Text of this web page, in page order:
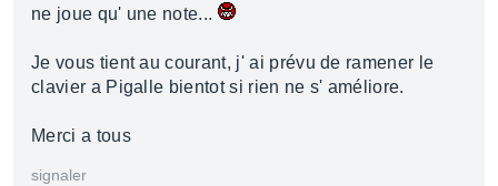
ne joue qu' une note...
Je vous tient au courant, j' ai prévu de ramener le
clavier a Pigalle bientot si rien ne s' améliore.
Merci a tous
signaler